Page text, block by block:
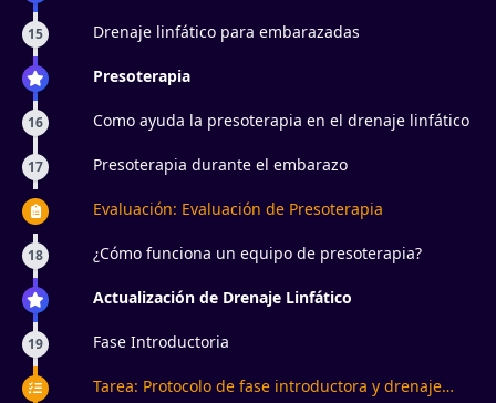
15 Drenaje linfático para embarazadas
Presoterapia
16 Como ayuda la presoterapia en el drenaje linfático
17 Presoterapia durante el embarazo
Evaluación: Evaluación de Presoterapia
18 ¿Cómo funciona un equipo de presoterapia?
Actualización de Drenaje Linfático
19 Fase Introductoria
Tarea: Protocolo de fase introductora y drenaje